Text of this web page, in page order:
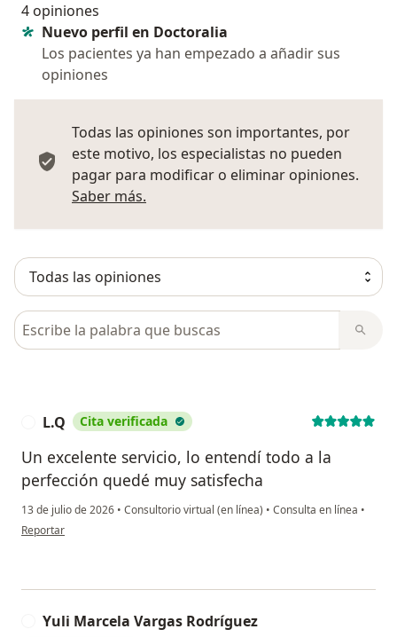
4 opiniones
Nuevo perfil en Doctoralia
Los pacientes ya han empezado a añadir sus
opiniones
Todas las opiniones son importantes, por
este motivo, los especialistas no pueden
pagar para modificar o eliminar opiniones.
Saber más.
Busca en opiniones
L.Q Cita verificada
Un excelente servicio, lo entendí todo a la
perfección quedé muy satisfecha
13 de julio de 2026 • Consultorio virtual (en línea) • Consulta en línea •
en opinión del usuario L.Q
Reportar
Yuli Marcela Vargas Rodríguez